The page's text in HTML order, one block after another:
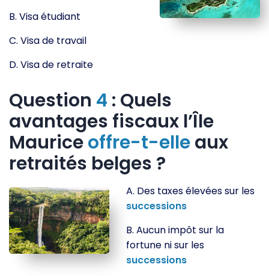
B. Visa étudiant
C. Visa de travail
D. Visa de retraite
Question 4 : Quels
avantages fiscaux l’Île
Mauriceoffre-t-elleaux
retraités belges ?
A. Des taxes élevées sur les
successions
B. Aucun impôt sur la
fortune ni sur les
successions